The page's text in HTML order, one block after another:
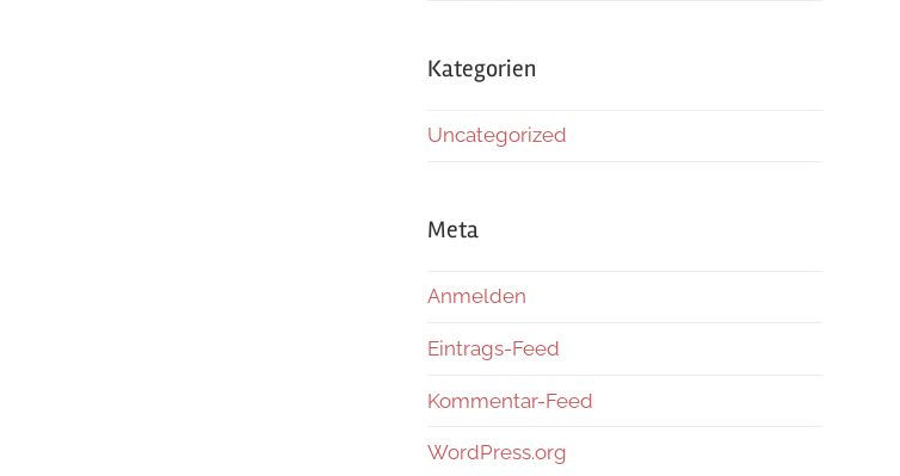
Kategorien
Uncategorized
Meta
Anmelden
Eintrags-Feed
Kommentar-Feed
WordPress.org